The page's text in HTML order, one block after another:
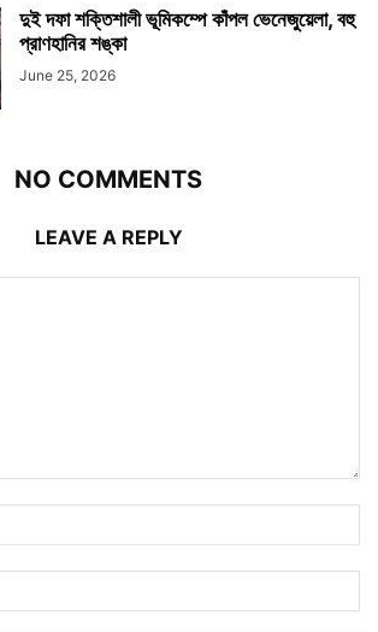
দুই দফা শক্তিশালী ভূমিকম্পে কাঁপল ভেনেজুয়েলা, বহু
প্রাণহানির শঙ্কা
June 25, 2026
NO COMMENTS
LEAVE A REPLY